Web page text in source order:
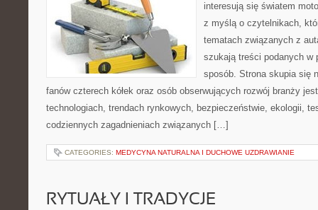
interesują się światem
z myślą o czytelnikach,
tematach związanych z
szukają treści podanych w
sposób. Strona skupia się
fanów czterech kółek oraz osób obserwujących rozwój branży
technologiach, trendach rynkowych, bezpieczeństwie, ekologii,
codziennych zagadnieniach związanych […]
CATEGORIES: MEDYCYNA NATURALNA I DUCHOWE UZDRAWIANIE
RYTUAŁY I TRADYCJE